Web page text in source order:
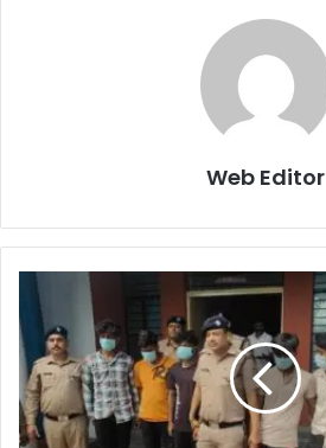
Web Editor